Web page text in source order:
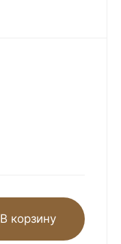
В корзину